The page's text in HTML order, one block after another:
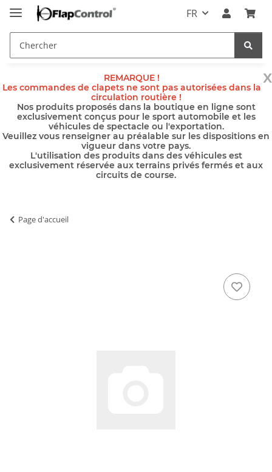
FR
x
REMARQUE !
Les commandes de clapets ne sont pas autorisées dans la
circulation routière !
Nos produits proposés dans la boutique en ligne sont
exclusivement conçus pour le sport automobile et les
véhicules de spectacle ou l'exportation.
Veuillez vous renseigner au préalable sur les dispositions en
vigueur dans votre pays.
L'utilisation des produits dans des véhicules est
exclusivement réservée aux terrains privés fermés et aux
circuits de course.
Page d'accueil